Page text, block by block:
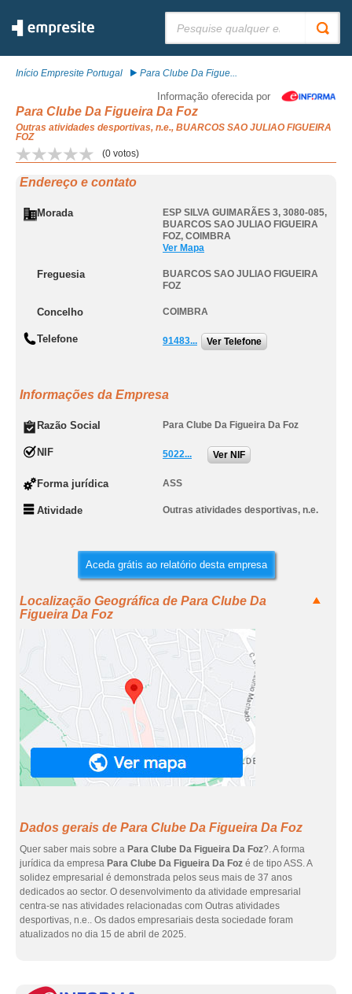
Início Empresite Portugal Para Clube Da Figue...
Informação oferecida por
Para Clube Da Figueira Da Foz
Outras atividades desportivas, n.e., BUARCOS SAO JULIAO FIGUEIRA
FOZ
(0 votos)
Endereço e contato
Morada ESP SILVA GUIMARÃES 3, 3080-085,
BUARCOS SAO JULIAO FIGUEIRA
FOZ, COIMBRA
Ver Mapa
Freguesia
BUARCOS SAO JULIAO FIGUEIRA
FOZ
Concelho COIMBRA
Telefone 91483... Ver Telefone
Informações da Empresa
Razão Social Para Clube Da Figueira Da Foz
NIF 5022... Ver NIF
Forma jurídica ASS
Atividade Outras atividades desportivas, n.e.
Aceda grátis ao relatório desta empresa
Localização Geográfica de Para Clube Da
Figueira Da Foz
Dados gerais de Para Clube Da Figueira Da Foz
Quer saber mais sobre a Para Clube Da Figueira Da Foz?. A forma
jurídica da empresa Para Clube Da Figueira Da Foz é de tipo ASS. A
solidez empresarial é demonstrada pelos seus mais de 37 anos
dedicados ao sector. O desenvolvimento da atividade empresarial
centra-se nas atividades relacionadas com Outras atividades
desportivas, n.e.. Os dados empresariais desta sociedade foram
atualizados no dia 15 de abril de 2025.